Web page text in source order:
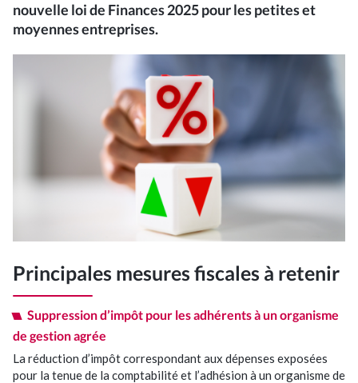
Se connecter
Expertise comptable et audit
Commissariat aux Comptes
Expertise juridique
Nos Solutions Paye et RH
Votre secteur d’activité
Je suis entrepreneur
Je suis pharmacien
nouvelle loi de Finances2025 pour les petites et
moyennes entreprises.
Principales mesures fiscales à retenir
Suppression d’impôt pour les adhérents à un organisme
de gestion agrée
La réduction d’impôt correspondant aux dépenses exposées
pour la tenue de la comptabilité et l’adhésion à un organisme de